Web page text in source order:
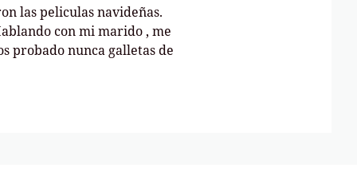
las peliculas navideñas.
con mi marido , me
probado nunca galletas de